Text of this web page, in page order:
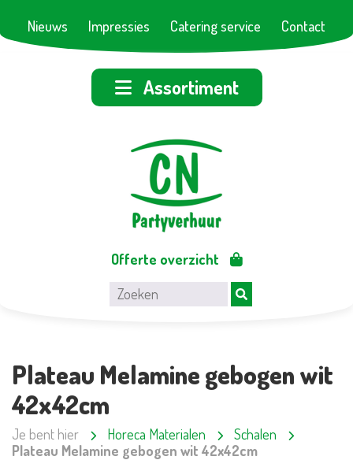
Nieuws Impressies Catering service Contact
Assortiment
Offerte overzicht
Plateau Melamine gebogen wit
42x42cm
Je bent hier Horeca Materialen
Schalen
Plateau Melamine gebogen wit 42x42cm